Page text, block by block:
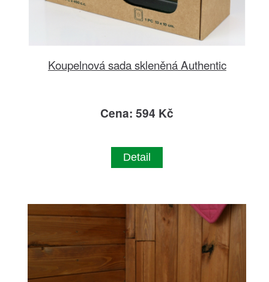
Koupelnová sada skleněná Authentic
Cena: 594 Kč
Detail